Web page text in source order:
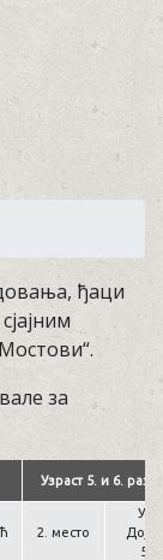
ђаци
за
Узраст 5. и 6.
2. место
Уна
5/4